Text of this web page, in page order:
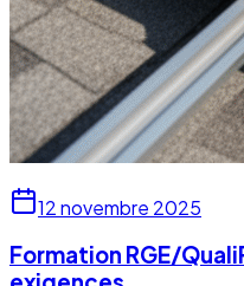
12 novembre 2025
Formation RGE/